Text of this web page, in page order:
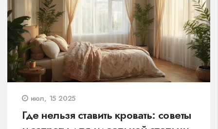
июл, 15 2025
Где нельзя ставить кровать: советы